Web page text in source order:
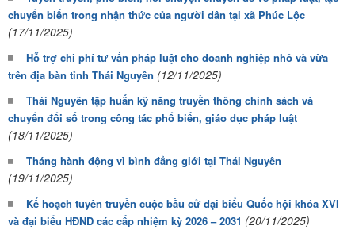
chuyển biến trong nhận thức của người dân tại xã Phúc Lộc
(17/11/2025)
Hỗ trợ chi phí tư vấn pháp luật cho doanh nghiệp nhỏ và vừa
trên địa bàn tỉnh Thái Nguyên (12/11/2025)
Thái Nguyên tập huấn kỹ năng truyền thông chính sách và
chuyển đổi số trong công tác phổ biến, giáo dục pháp luật
(18/11/2025)
Tháng hành động vì bình đẳng giới tại Thái Nguyên
(19/11/2025)
Kế hoạch tuyên truyền cuộc bầu cử đại biểu Quốc hội khóa XVI
và đại biểu HĐND các cấp nhiệm kỳ 2026 – 2031 (20/11/2025)